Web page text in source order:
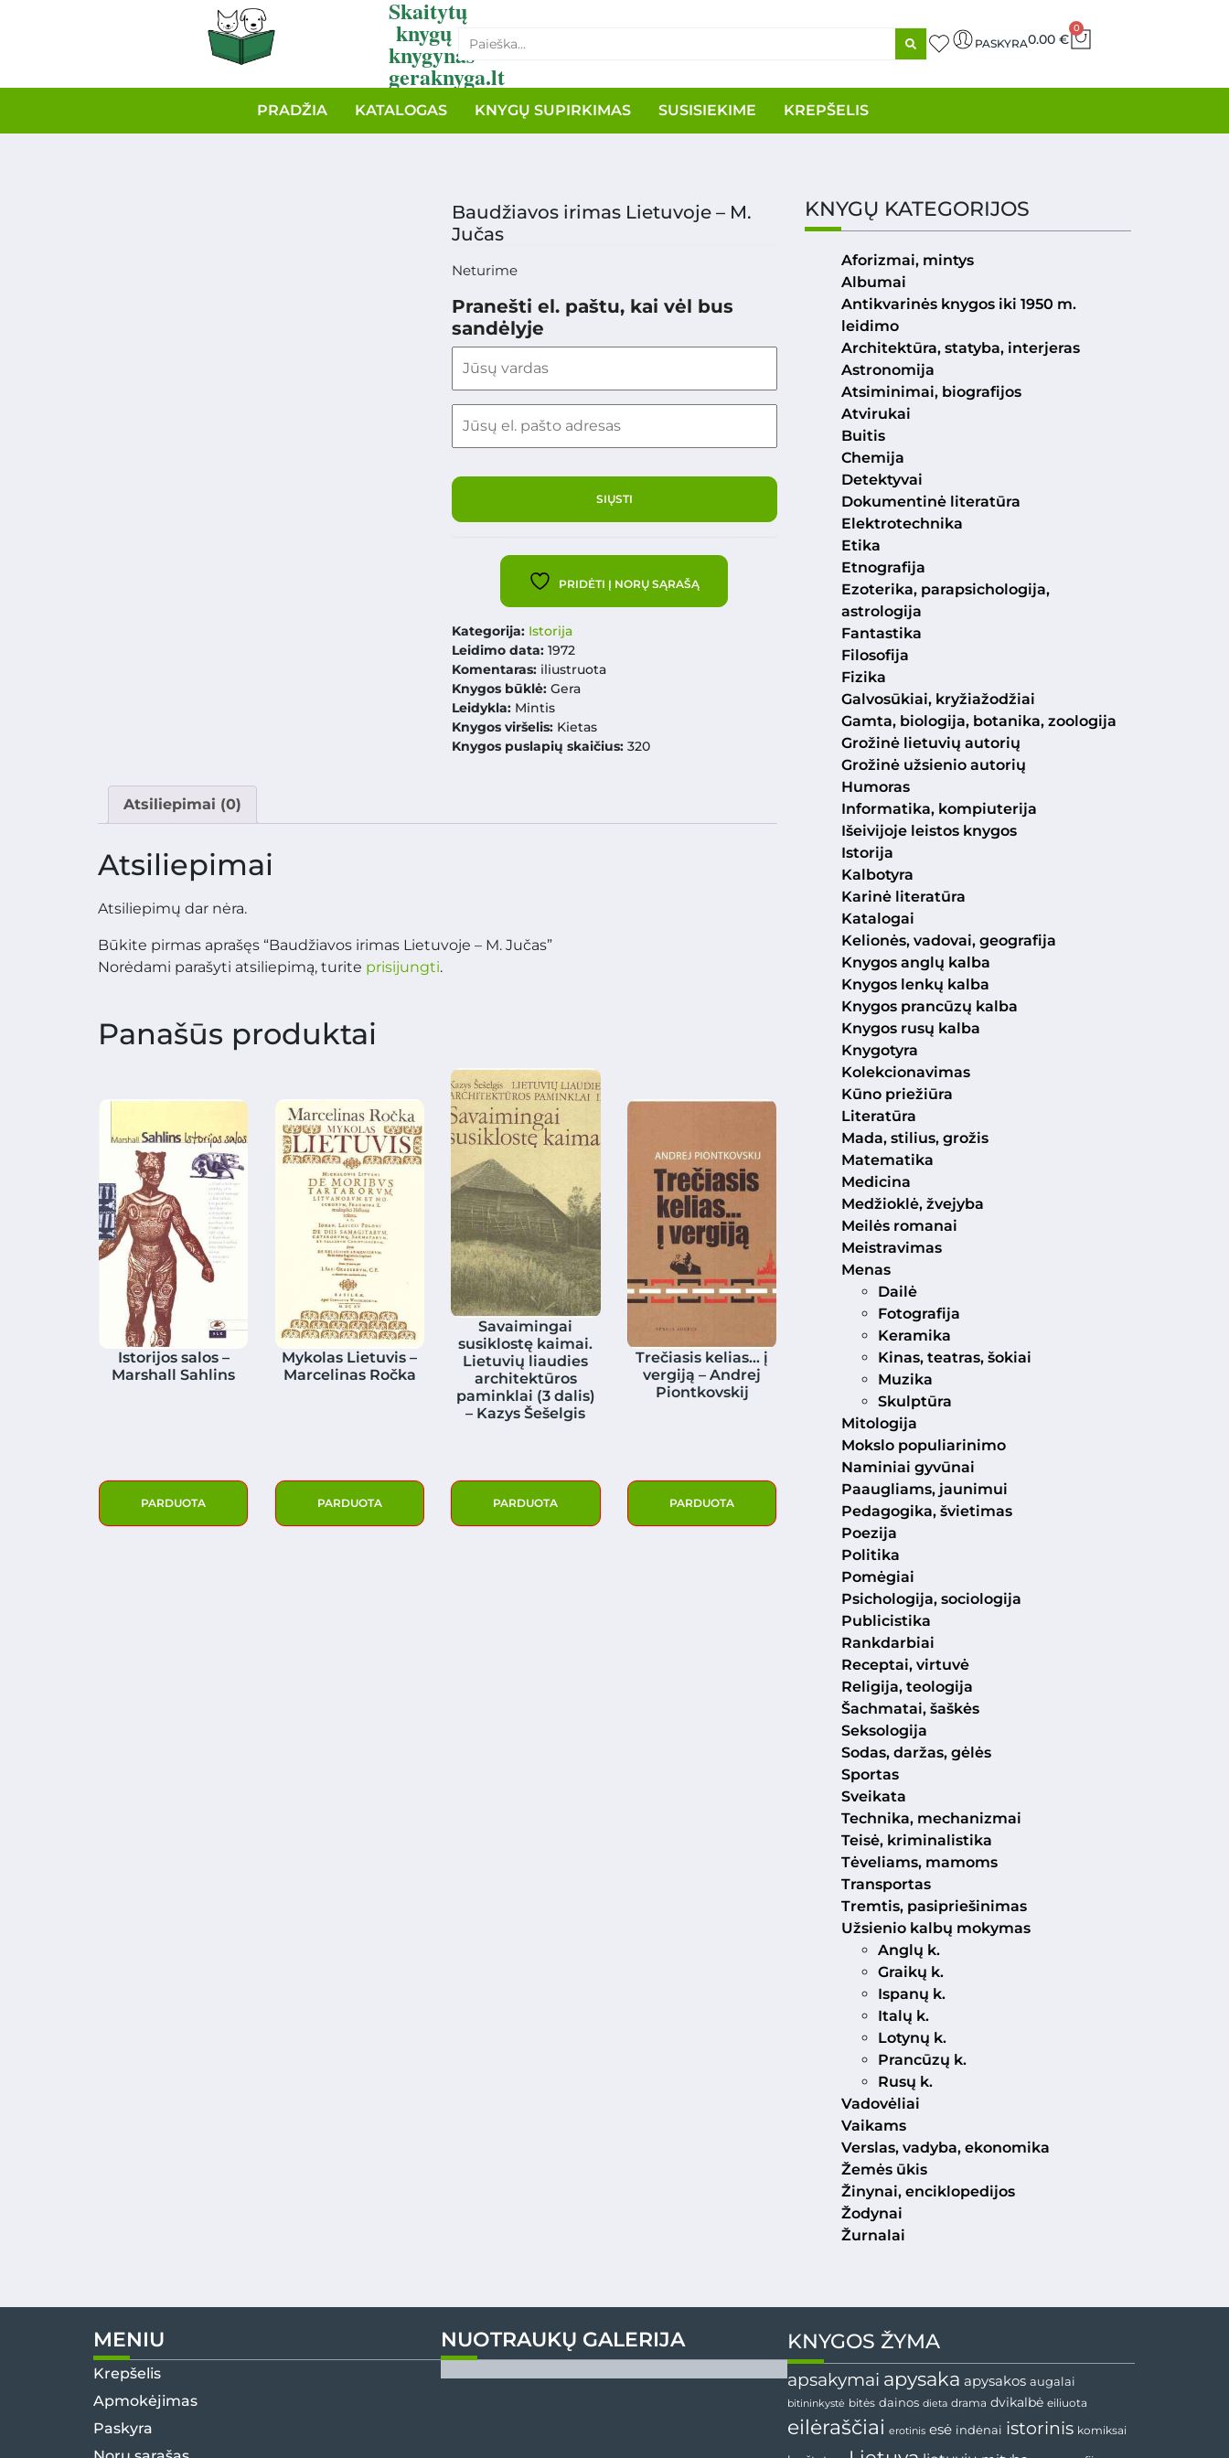
Skaitytų
knygų
knygynas
geraknyga.lt
PASKYRA0.00 €
0
PRADŽIA KATALOGAS KNYGŲ SUPIRKIMAS SUSISIEKIME KREPŠELIS
Baudžiavos irimas Lietuvoje – M.
Jučas
Neturime
Pranešti el. paštu, kai vėl bus
sandėlyje
PRIDĖTI Į NORŲ SĄRAŠĄ
Kategorija: Istorija
Leidimo data:1972
Komentaras: iliustruota
Knygos būklė: Gera
Leidykla:Mintis
Knygos viršelis: Kietas
Knygos puslapių skaičius: 320
Atsiliepimai (0)
Atsiliepimai
Atsiliepimų dar nėra.
Būkite pirmas aprašęs “Baudžiavos irimas Lietuvoje – M. Jučas”
Norėdami parašyti atsiliepimą, turite prisijungti.
Panašūs produktai
Istorijos salos –
Marshall Sahlins
PARDUOTA
Mykolas Lietuvis –
Marcelinas Ročka
PARDUOTA
Savaimingai
susiklostę kaimai.
Lietuvių liaudies
architektūros
paminklai (3 dalis)
– Kazys Šešelgis
PARDUOTA
Trečiasis kelias… į
vergiją – Andrej
Piontkovskij
PARDUOTA
KNYGŲ KATEGORIJOS
Aforizmai, mintys
Albumai
Antikvarinės knygos iki 1950 m.
leidimo
Architektūra, statyba, interjeras
Astronomija
Atsiminimai, biografijos
Atvirukai
Buitis
Chemija
Detektyvai
Dokumentinė literatūra
Elektrotechnika
Etika
Etnografija
Ezoterika, parapsichologija,
astrologija
Fantastika
Filosofija
Fizika
Galvosūkiai, kryžiažodžiai
Gamta, biologija, botanika, zoologija
Grožinė lietuvių autorių
Grožinė užsienio autorių
Humoras
Informatika, kompiuterija
Išeivijoje leistos knygos
Istorija
Kalbotyra
Karinė literatūra
Katalogai
Kelionės, vadovai, geografija
Knygos anglų kalba
Knygos lenkų kalba
Knygos prancūzų kalba
Knygos rusų kalba
Knygotyra
Kolekcionavimas
Kūno priežiūra
Literatūra
Mada, stilius, grožis
Matematika
Medicina
Medžioklė, žvejyba
Meilės romanai
Meistravimas
Menas
Dailė
Fotografija
Keramika
Kinas, teatras, šokiai
Muzika
Skulptūra
Mitologija
Mokslo populiarinimo
Naminiai gyvūnai
Paaugliams, jaunimui
Pedagogika, švietimas
Poezija
Politika
Pomėgiai
Psichologija, sociologija
Publicistika
Rankdarbiai
Receptai, virtuvė
Religija, teologija
Šachmatai, šaškės
Seksologija
Sodas, daržas, gėlės
Sportas
Sveikata
Technika, mechanizmai
Teisė, kriminalistika
Tėveliams, mamoms
Transportas
Tremtis, pasipriešinimas
Užsienio kalbų mokymas
Anglų k.
Graikų k.
Ispanų k.
Italų k.
Lotynų k.
Prancūzų k.
Rusų k.
Vadovėliai
Vaikams
Verslas, vadyba, ekonomika
Žemės ūkis
Žinynai, enciklopedijos
Žodynai
Žurnalai
MENIU
Krepšelis
Apmokėjimas
Paskyra
NUOTRAUKŲ GALERIJA KNYGOS ŽYMA
apsakymai apysaka apysakos augalai
bitininkystė bitės dainos dieta drama dvikalbė eiliuota
eilėraščiai erotinis esė indėnai istorinis komiksai